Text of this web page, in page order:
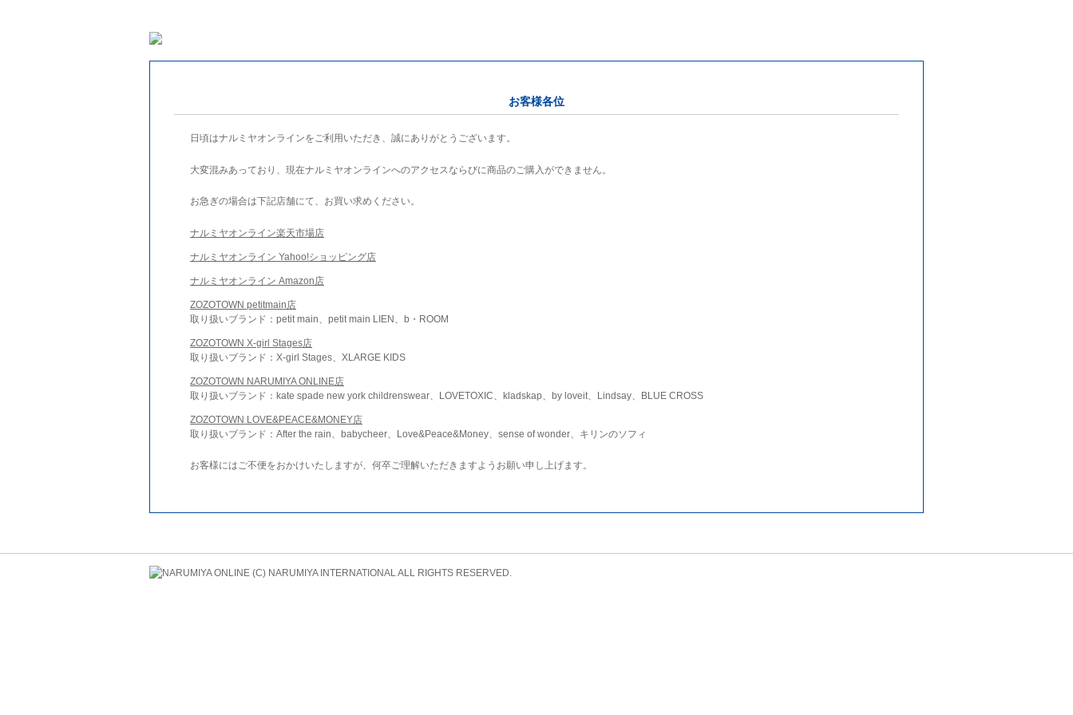
お客様各位
日頃はナルミヤオンラインをご利用いただき、誠にありがとうございます。
大変混みあっており、現在ナルミヤオンラインへのアクセスならびに商品のご購入ができません。
お急ぎの場合は下記店舗にて、お買い求めください。
ナルミヤオンライン楽天市場店
ナルミヤオンライン Yahoo!ショッピング店
ナルミヤオンライン Amazon店
ZOZOTOWN petitmain店
取り扱いブランド：petit main、petit main LIEN、b・ROOM
ZOZOTOWN X-girl Stages店
取り扱いブランド：X-girl Stages、XLARGE KIDS
ZOZOTOWN NARUMIYA ONLINE店
取り扱いブランド：kate spade new york childrenswear、LOVETOXIC、kladskap、by loveit、Lindsay、BLUE CROSS
ZOZOTOWN LOVE&PEACE&MONEY店
取り扱いブランド：After the rain、babycheer、Love&Peace&Money、sense of wonder、キリンのソフィ
お客様にはご不便をおかけいたしますが、何卒ご理解いただきますようお願い申し上げます。